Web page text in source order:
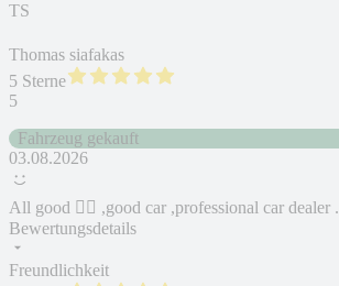
TS
Thomas siafakas
5 Sterne
5
Fahrzeug gekauft
03.08.2026
All good 👍🏼 ,good car ,professional car dealer .
Bewertungsdetails
Freundlichkeit